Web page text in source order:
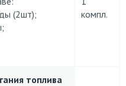
(2шт);
компл.
топлива